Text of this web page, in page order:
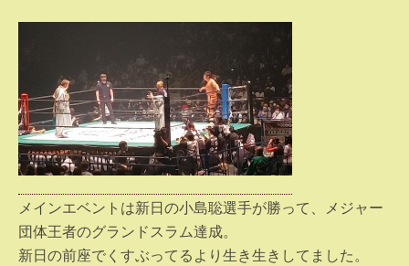
メインエベントは新日の小島聡選手が勝って、メジャー
団体王者のグランドスラム達成。
新日の前座でくすぶってるより生き生きしてました。